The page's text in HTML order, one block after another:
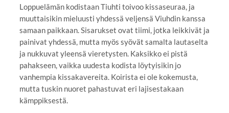
Loppuelämän kodistaan Tiuhti toivoo kissaseuraa, ja
muuttaisikin mieluusti yhdessä veljensä Viuhdin kanssa
samaan paikkaan. Sisarukset ovat tiimi, jotka leikkivät ja
painivat yhdessä, mutta myös syövät samalta lautaselta
ja nukkuvat yleensä vieretysten. Kaksikko ei pistä
pahakseen, vaikka uudesta kodista löytyisikin jo
vanhempia kissakavereita. Koirista ei ole kokemusta,
mutta tuskin nuoret pahastuvat eri lajisestakaan
kämppiksestä.